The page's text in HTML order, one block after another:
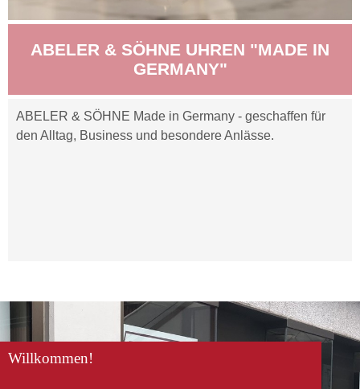
ABELER & SÖHNE UHREN "MADE IN
GERMANY"
ABELER & SÖHNE Made in Germany - geschaffen für
den Alltag, Business und besondere Anlässe.
Willkommen!